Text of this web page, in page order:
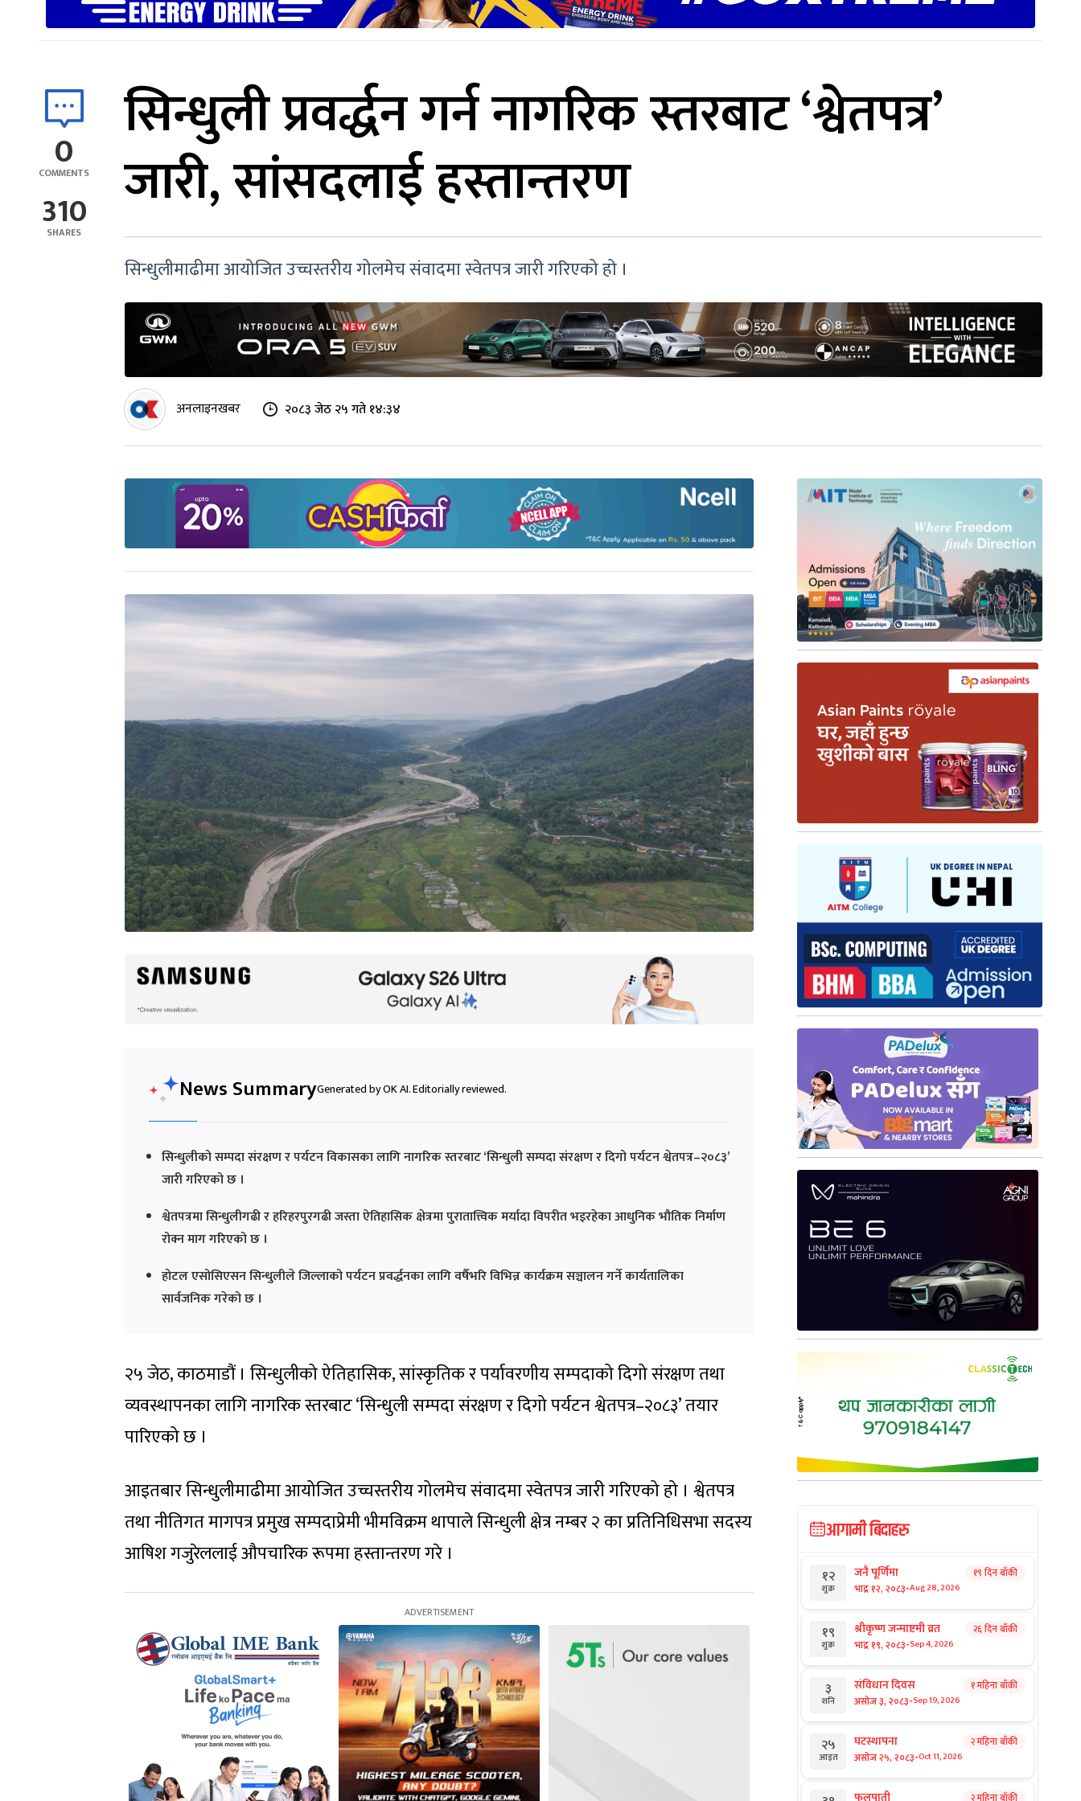
0
COMMENTS
310
SHARES
सिन्धुली प्रवर्द्धन गर्न नागरिक स्तरबाट ‘श्वेतपत्र’
जारी, सांसदलाई हस्तान्तरण
सिन्धुलीमाढीमा आयोजित उच्चस्तरीय गोलमेच संवादमा स्वेतपत्र जारी गरिएको हो ।
अनलाइनखबर २०८३ जेठ २५ गते १४:३४
News SummaryGenerated by OK AI. Editorially reviewed.
सिन्धुलीको सम्पदा संरक्षण र पर्यटन विकासका लागि नागरिक स्तरबाट ‘सिन्धुली सम्पदा संरक्षण र दिगो पर्यटन श्वेतपत्र–२०८३’
जारी गरिएको छ ।
श्वेतपत्रमा सिन्धुलीगढी र हरिहरपुरगढी जस्ता ऐतिहासिक क्षेत्रमा पुरातात्त्विक मर्यादा विपरीत भइरहेका आधुनिक भौतिक निर्माण
रोक्न माग गरिएको छ ।
होटल एसोसिएसन सिन्धुलीले जिल्लाको पर्यटन प्रवर्द्धनका लागि वर्षैभरि विभिन्न कार्यक्रम सञ्चालन गर्ने कार्यतालिका
सार्वजनिक गरेको छ ।
२५ जेठ, काठमाडौं । सिन्धुलीको ऐतिहासिक, सांस्कृतिक र पर्यावरणीय सम्पदाको दिगो संरक्षण तथा
व्यवस्थापनका लागि नागरिक स्तरबाट ‘सिन्धुली सम्पदा संरक्षण र दिगो पर्यटन श्वेतपत्र–२०८३’ तयार
पारिएको छ ।
आइतबार सिन्धुलीमाढीमा आयोजित उच्चस्तरीय गोलमेच संवादमा स्वेतपत्र जारी गरिएको हो । श्वेतपत्र
तथा नीतिगत मागपत्र प्रमुख सम्पदाप्रेमी भीमविक्रम थापाले सिन्धुली क्षेत्र नम्बर २ का प्रतिनिधिसभा सदस्य
आषिश गजुरेललाई औपचारिक रूपमा हस्तान्तरण गरे ।
आगामी बिदाहरु
१२
शुक्र
जनै पूर्णिमा
भाद्र १२, २०८३-Aug 28, 2026
१९ दिन बाँकी
१९
शुक्र
श्रीकृष्ण जन्माष्टमी व्रत
भाद्र १९, २०८३-Sep 4, 2026
२६ दिन बाँकी
३
शनि
संविधान दिवस
असोज ३, २०८३-Sep 19, 2026
१ महिना बाँकी
२५
आइत
घटस्थापना
असोज २५, २०८३-Oct 11, 2026
२ महिना बाँकी